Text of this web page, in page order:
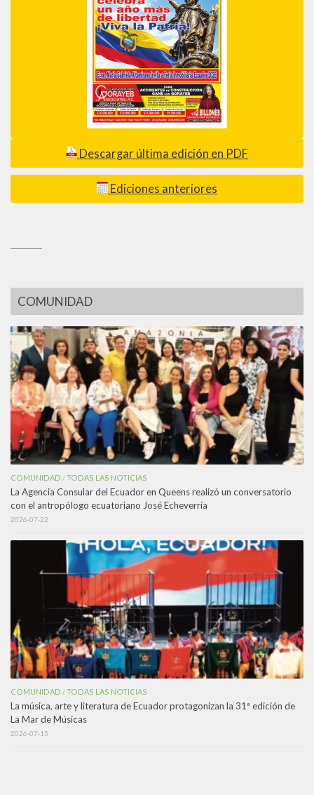
Descargar última edición en PDF
Ediciones anteriores
COMUNIDAD
COMUNIDAD /TODAS LAS NOTICIAS
La Agencia Consular del Ecuador en Queens realizó un conversatorio
con el antropólogo ecuatoriano José Echeverría
2026-07-22
COMUNIDAD /TODAS LAS NOTICIAS
La música, arte y literatura de Ecuador protagonizan la 31ª edición de
La Mar de Músicas
2026-07-15